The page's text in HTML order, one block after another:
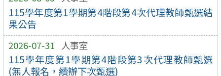
115學年度第1學期第4階段第4次代理教師甄選結
果公告
2026-07-31 人事室
115學年度第1學期第4階段第3次代理教師甄選
(無人報名，續辦下次甄選)